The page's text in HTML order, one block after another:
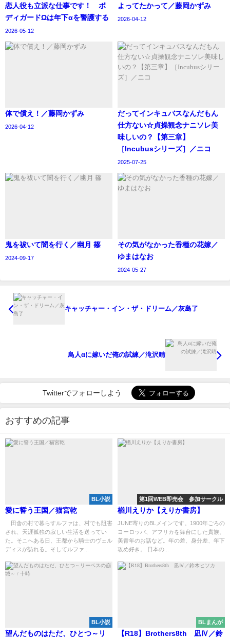
恋人役も立派な仕事です！ ボ
ディガードΩは年下αを警護する
2026-05-12
よってたかって／藤岡かずみ
2026-04-12
体で償え！／藤岡かずみ
2026-04-12
‪だってインキュバスなんだもん
仕方ない☆貞操観念ナニソレ美
味しいの？【第三章】
［Incubusシリーズ］／ニコ
2025-07-25
鬼を祓いて闇を行く／幽月 篠
2024-09-17
その気がなかった香種の花嫁／
ゆまはなお
2024-05-27
キャッチャー・イン・ザ・ドリーム／灰島了
鳥人αに嫁いだ俺の試練／滝沢晴
Twitterでフォローしよう
おすすめの記事
BL小説
愛に誓う王国／猫宮乾
田舎の村で暮らすルファは、村でも阻害
され、天涯孤独の寂しい生活を送ってい
た。そこへある日、王都から騎士のヴェル
ディスが訪れる。そしてルファ...
第1回WEB即売会 参加サークル
楢川えりか【えりか書房】
JUNE寄りのBLメインです。1900年ごろの
ヨーロッパ、アフリカを舞台にした貴族、
美青年のお話など。年の差、身分差、年下
攻め好き。 日本の...
BL小説
望んだものはただ、ひとつ～リ
BLまんが
【R18】Brothers8th 凪Ⅳ／鈴